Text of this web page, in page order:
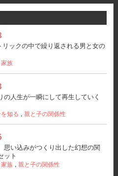
リックの中で繰り返される男と女の
家族
の人生が一瞬にして再生していく
知る ， 親と子の関係性
い込みがつくり出した幻想の関
ット
家族， 親と子の関係性